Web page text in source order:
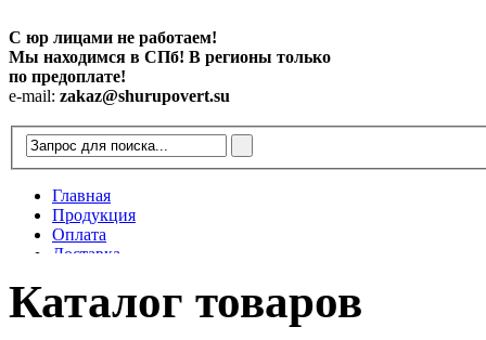
С юр лицами не работаем!
Мы находимся в СПб! В регионы только
по предоплате!
e-mail: zakaz@shurupovert.su
Главная
Продукция
Оплата
Доставка
Статьи
Каталог товаров